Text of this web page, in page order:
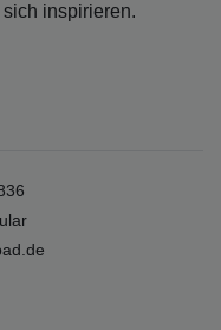
inspirieren.